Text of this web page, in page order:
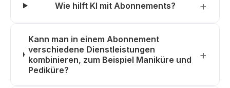
Wie hilft KI mit Abonnements?
Kann man in einem Abonnement
verschiedene Dienstleistungen
kombinieren, zum Beispiel Maniküre und
Pediküre?